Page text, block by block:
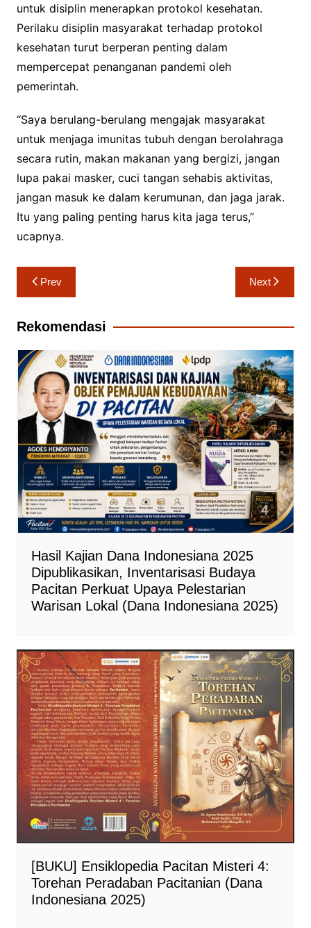
untuk disiplin menerapkan protokol kesehatan.
Perilaku disiplin masyarakat terhadap protokol
kesehatan turut berperan penting dalam
mempercepat penanganan pandemi oleh
pemerintah.
“Saya berulang-berulang mengajak masyarakat
untuk menjaga imunitas tubuh dengan berolahraga
secara rutin, makan makanan yang bergizi, jangan
lupa pakai masker, cuci tangan sehabis aktivitas,
jangan masuk ke dalam kerumunan, dan jaga jarak.
Itu yang paling penting harus kita jaga terus,”
ucapnya.
Navigasi
pos
Prev Next
Rekomendasi
Hasil Kajian Dana Indonesiana 2025
Dipublikasikan, Inventarisasi Budaya
Pacitan Perkuat Upaya Pelestarian
Warisan Lokal (Dana Indonesiana 2025)
[BUKU] Ensiklopedia Pacitan Misteri 4:
Torehan Peradaban Pacitanian (Dana
Indonesiana 2025)